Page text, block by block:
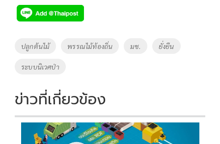
e
b
o
o
k
tt
er
p
y
Li
Tags
ปลูกต้นไม้ พรรณไม้ท้องถิ่น มช. ยั่งยืน
ระบบนิเวศป่า
ข่าวที่เกี่ยวข้อง